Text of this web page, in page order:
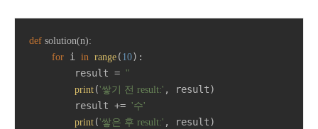
def solution(n):
for i in range ( 10):
        result =
''
print ('쌓기 전 result:' , result)
        result +=
'수'
print ('쌓은 후 result:' , result)